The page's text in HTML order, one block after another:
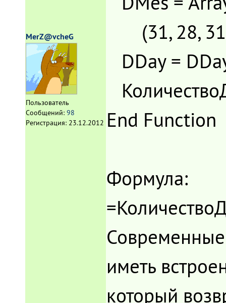
MerZ@vcheG
Пользователь
Сообщений: 98
Регистрация: 23.12.2012
(31, 28, 31,
DDay =
End Function
Формула:
иметь
который